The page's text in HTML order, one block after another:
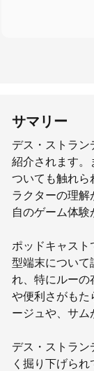
サマリー
デス・ストラ
紹介されます。
ついても触れら
ラクターの理
自のゲーム体験
ポッドキャスト
型端末について
れ、特にルーの
や便利さがもた
ージュや、サム
デス・ストラ
く掘り下げら